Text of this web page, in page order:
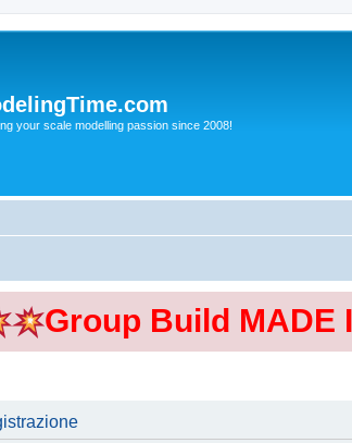
your scale modelling passion since 2008!
Group Build MADE